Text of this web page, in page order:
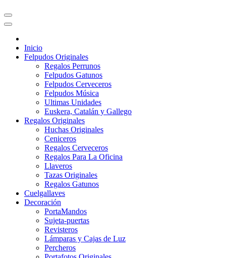
Inicio
Felpudos Originales
Regalos Perrunos
Felpudos Gatunos
Felpudos Cerveceros
Felpudos Música
Ultimas Unidades
Euskera, Catalán y Gallego
Regalos Originales
Huchas Originales
Ceniceros
Regalos Cerveceros
Regalos Para La Oficina
Llaveros
Tazas Originales
Regalos Gatunos
Cuelgallaves
Decoración
PortaMandos
Sujeta-puertas
Revisteros
Lámparas y Cajas de Luz
Percheros